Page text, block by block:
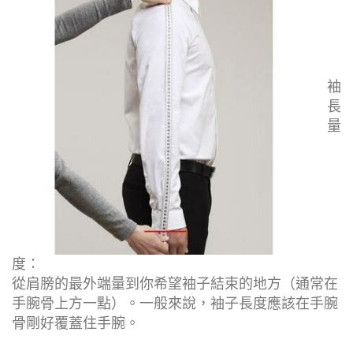
袖
長
量
度：
從肩膀的最外端量到你希望袖子結束的地方（通常在
手腕骨上方一點）。一般來說，袖子長度應該在手腕
骨剛好覆蓋住手腕。